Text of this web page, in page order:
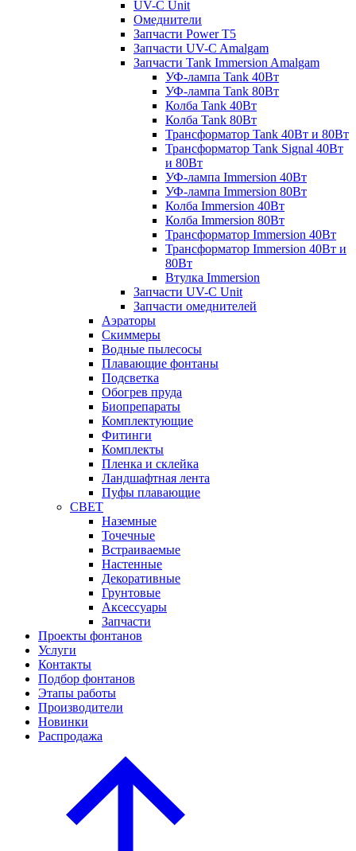
UV-C Unit
Омеднители
Запчасти Power T5
Запчасти UV-C Amalgam
Запчасти Tank Immersion Amalgam
УФ-лампа Tank 40Вт
УФ-лампа Tank 80Вт
Колба Tank 40Вт
Колба Tank 80Вт
Трансформатор Tank 40Вт и 80Вт
Трансформатор Tank Signal 40Вт
и 80Вт
УФ-лампа Immersion 40Вт
УФ-лампа Immersion 80Вт
Колба Immersion 40Вт
Колба Immersion 80Вт
Трансформатор Immersion 40Вт
Трансформатор Immersion 40Вт и
80Вт
Втулка Immersion
Запчасти UV-C Unit
Запчасти омеднителей
Аэраторы
Cкиммеры
Водные пылесосы
Плавающие фонтаны
Подсветка
Обогрев пруда
Биопрепараты
Комплектующие
Фитинги
Комплекты
Пленка и склейка
Ландшафтная лента
Пуфы плавающие
СВЕТ
Наземные
Точечные
Встраиваемые
Настенные
Декоративные
Грунтовые
Аксессуары
Запчасти
Проекты фонтанов
Услуги
Контакты
Подбор фонтанов
Этапы работы
Производители
Новинки
Распродажа